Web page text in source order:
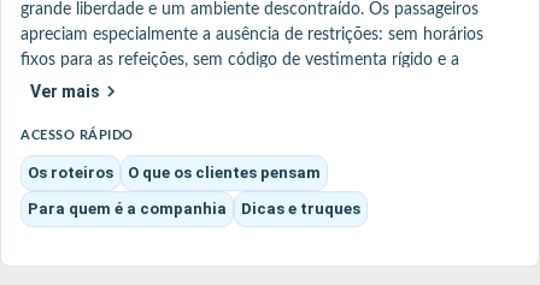
grande liberdade e um ambiente descontraído. Os passageiros
apreciam especialmente a ausência de restrições: sem horários
fixos para as refeições, sem código de vestimenta rígido e a
possibilidade de viver o cruzeiro no seu próprio ritmo, em um
Os navios, especialmente os mais recentes das classes Breakaway
Plus e Prima, oferecem instalações inovadoras e divertidas, como
pistas de karting em alto mar, percursos de arvorismo ou ainda
amplos espaços ao ar livre. O ambiente a bordo é animado, com
qualidade (frequentemente inspirados na Broadway) e diversos
Ver mais
ACESSO RÁPIDO
Os roteiros
O que os clientes pensam
Para quem é a companhia
Dicas e truques
Data de partida
Cidades Companhias